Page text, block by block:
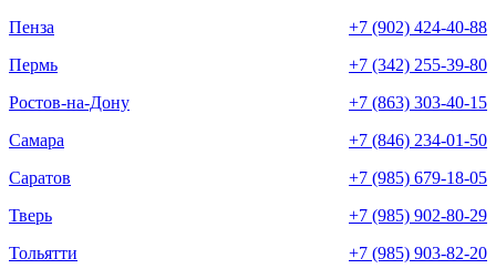
Пенза
+7 (902) 424-40-88
Пермь
+7 (342) 255-39-80
Ростов-на-Дону
+7 (863) 303-40-15
Самара
+7 (846) 234-01-50
Саратов
+7 (985) 679-18-05
Тверь
+7 (985) 902-80-29
Тольятти
+7 (985) 903-82-20